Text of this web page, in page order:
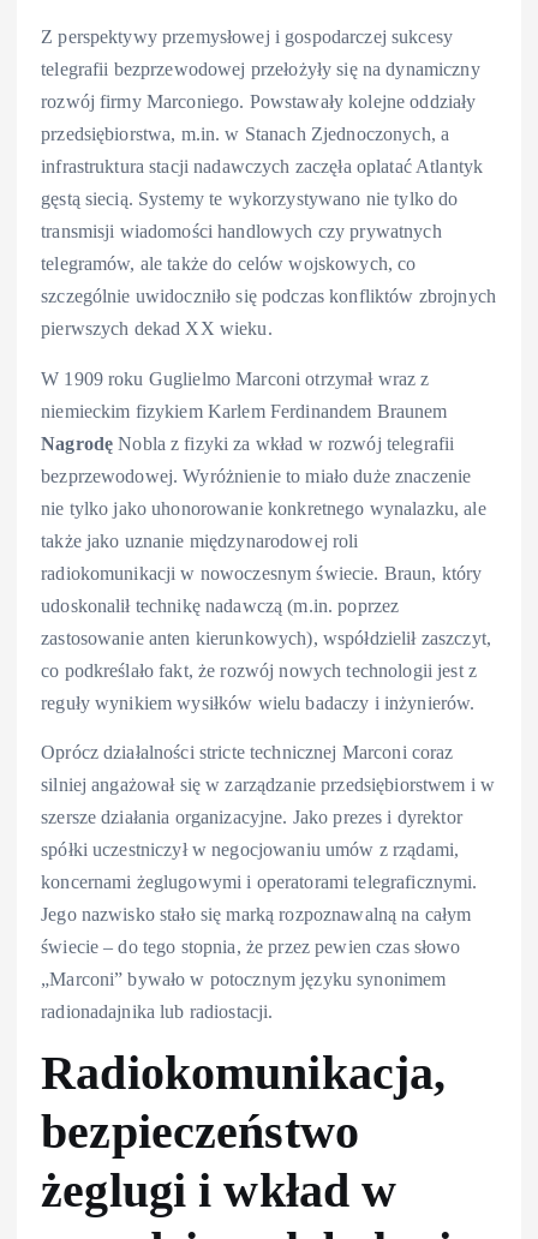
Z perspektywy przemysłowej i gospodarczej sukcesy
telegrafii bezprzewodowej przełożyły się na dynamiczny
rozwój firmy Marconiego. Powstawały kolejne oddziały
przedsiębiorstwa, m.in. w Stanach Zjednoczonych, a
infrastruktura stacji nadawczych zaczęła oplatać Atlantyk
gęstą siecią. Systemy te wykorzystywano nie tylko do
transmisji wiadomości handlowych czy prywatnych
telegramów, ale także do celów wojskowych, co
szczególnie uwidoczniło się podczas konfliktów zbrojnych
pierwszych dekad XX wieku.
W 1909 roku Guglielmo Marconi otrzymał wraz z
niemieckim fizykiem Karlem Ferdinandem Braunem
Nagrodę Nobla z fizyki za wkład w rozwój telegrafii
bezprzewodowej. Wyróżnienie to miało duże znaczenie
nie tylko jako uhonorowanie konkretnego wynalazku, ale
także jako uznanie międzynarodowej roli
radiokomunikacji w nowoczesnym świecie. Braun, który
udoskonalił technikę nadawczą (m.in. poprzez
zastosowanie anten kierunkowych), współdzielił zaszczyt,
co podkreślało fakt, że rozwój nowych technologii jest z
reguły wynikiem wysiłków wielu badaczy i inżynierów.
Oprócz działalności stricte technicznej Marconi coraz
silniej angażował się w zarządzanie przedsiębiorstwem i w
szersze działania organizacyjne. Jako prezes i dyrektor
spółki uczestniczył w negocjowaniu umów z rządami,
koncernami żeglugowymi i operatorami telegraficznymi.
Jego nazwisko stało się marką rozpoznawalną na całym
świecie – do tego stopnia, że przez pewien czas słowo
„Marconi” bywało w potocznym języku synonimem
radionadajnika lub radiostacji.
Radiokomunikacja,
bezpieczeństwo
żeglugi i wkład w